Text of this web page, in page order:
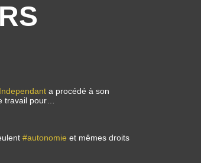
a procédé à son
travail pour…
#autonomie et mêmes droits